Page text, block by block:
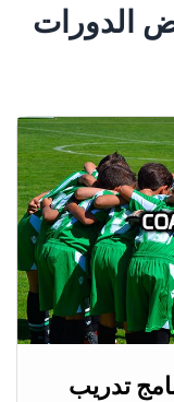
الدورات
تدريب